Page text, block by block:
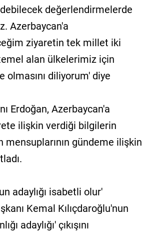
değerlendirmelerde
Azerbaycan'a
ziyaretin tek millet iki
alan ülkelerimiz için
olmasını diliyorum' diye
Erdoğan, Azerbaycan'a
ilişkin verdiği bilgilerin
mensuplarının gündeme ilişkin
adaylığı isabetli olur'
Kemal Kılıçdaroğlu'nun
adaylığı' çıkışını